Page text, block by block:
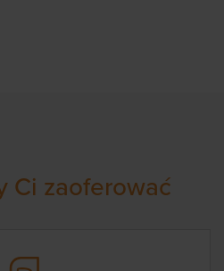
Ci zaoferować